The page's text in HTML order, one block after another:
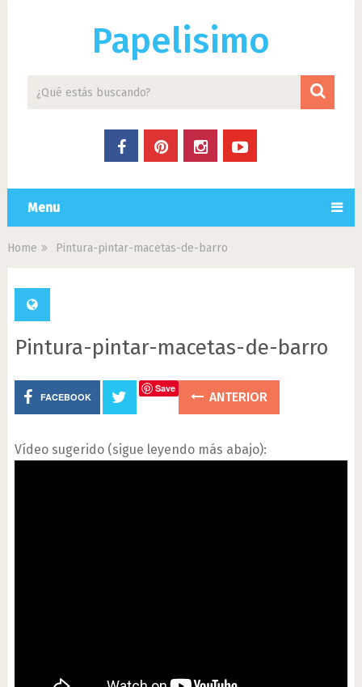
Papelisimo
Menu
Home Pintura-pintar-macetas-de-barro
Pintura-pintar-macetas-de-barro
FACEBOOK
Save
ANTERIOR
Vídeo sugerido (sigue leyendo más abajo):